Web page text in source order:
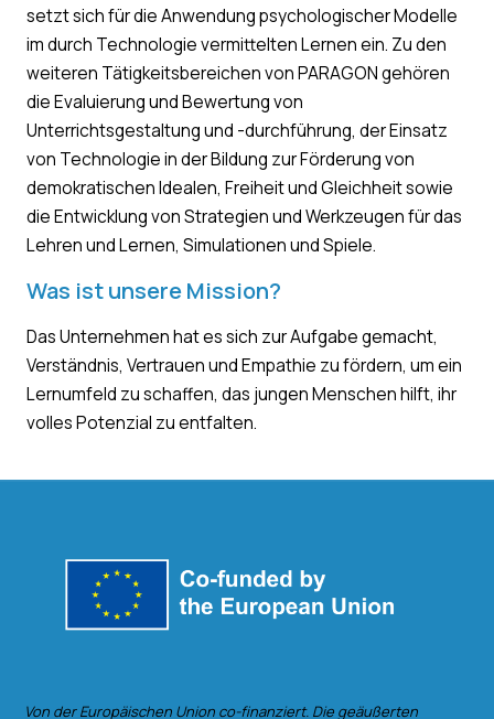
setzt sich für die Anwendung psychologischer Modelle
im durch Technologie vermittelten Lernen ein. Zu den
weiteren Tätigkeitsbereichen von PARAGON gehören
die Evaluierung und Bewertung von
Unterrichtsgestaltung und -durchführung, der Einsatz
von Technologie in der Bildung zur Förderung von
demokratischen Idealen, Freiheit und Gleichheit sowie
die Entwicklung von Strategien und Werkzeugen für das
Lehren und Lernen, Simulationen und Spiele.
Was ist unsere Mission?
Das Unternehmen hat es sich zur Aufgabe gemacht,
Verständnis, Vertrauen und Empathie zu fördern, um ein
Lernumfeld zu schaffen, das jungen Menschen hilft, ihr
volles Potenzial zu entfalten.
Von der Europäischen Union co-finanziert. Die geäußerten